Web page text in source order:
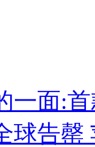
一面:
球告